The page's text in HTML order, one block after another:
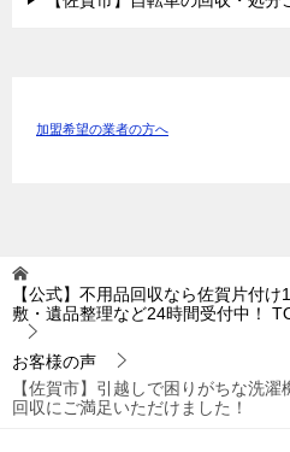
加盟希望の業者の方へ
【公式】不用品回収なら佐賀片付
敷・遺品整理など24時間受付中！
お客様の声
【佐賀市】引越しで困りがちな洗
回収にご満足いただけました！